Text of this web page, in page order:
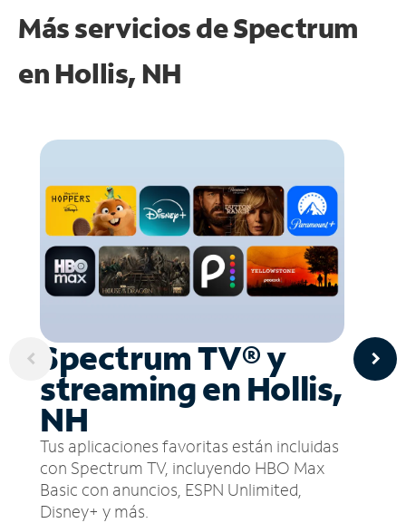
Más servicios de Spectrum
en Hollis, NH
Spectrum TV® y
streaming en Hollis,
NH
Tus aplicaciones favoritas están incluidas
con Spectrum TV, incluyendo HBO Max
Basic con anuncios, ESPN Unlimited,
Disney+ y más.